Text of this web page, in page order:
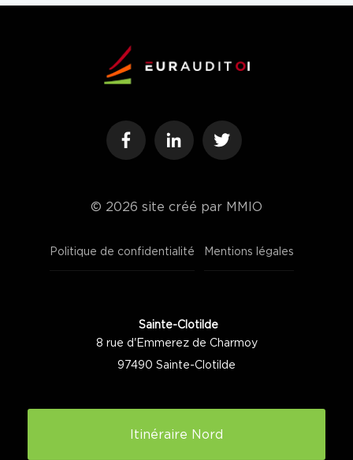
© 2026 site créé par MMIO
Politique de confidentialité Mentions légales
Sainte-Clotilde
8 rue d'Emmerez de Charmoy
97490 Sainte-Clotilde
Itinéraire Nord